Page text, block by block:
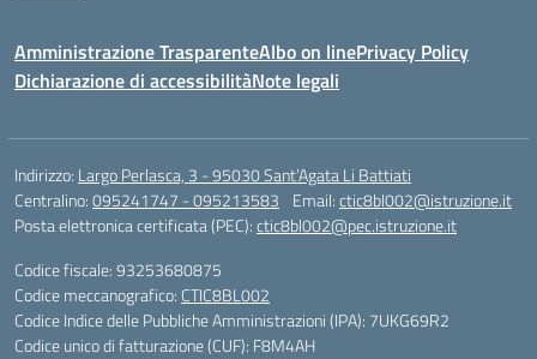
Amministrazione TrasparenteAlbo on linePrivacy Policy
Dichiarazione di accessibilitàNote legali
Indirizzo: Largo Perlasca, 3 - 95030 Sant’Agata Li Battiati
Centralino:095241747 - 095213583 Email:ctic8bl002@istruzione.it
Posta elettronica certificata (PEC):ctic8bl002@pec.istruzione.it
Codice fiscale: 93253680875
Codice meccanografico: CTIC8BL002
Codice Indice delle Pubbliche Amministrazioni (IPA): 7UKG69R2
Codice unico di fatturazione (CUF): F8M4AH